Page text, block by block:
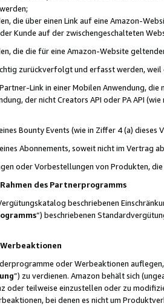
die über einen Link auf eine Amazon-
Kunde auf der zwischengeschalteten
die die für eine Amazon-Website
zurückverfolgt und erfasst werden,
Link in einer Mobilen Anwendung,
der nicht Creators API oder PA API
Bounty Events (wie in Ziffer 4 (a)
Abonnements, soweit nicht im Vertrag
oder Vorbestellungen von Produkten,
des Partnerprogramms
beschriebenen
“) beschriebenen
oder Werbeaktionen
”) zu verdienen. Amazon behält sich
oder teilweise einzustellen oder zu
bei denen es nicht um